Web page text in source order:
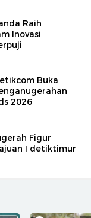
Raih
Inovasi
Buka
2026
Figur
I detiktimur